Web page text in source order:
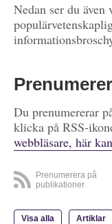
Nedan ser du
Du prenumererar
klicka på RSS-
webbläsare, här
Prenumerera på
publikationer
Visa alla Artiklar